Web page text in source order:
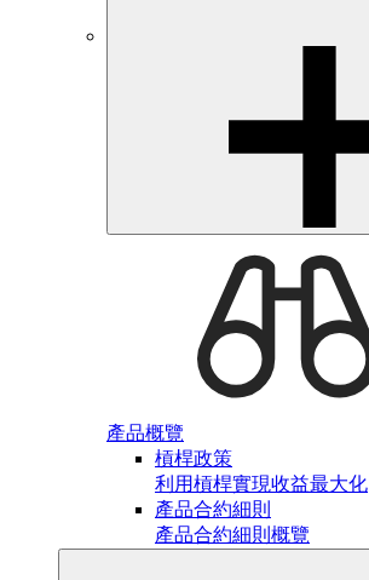
產品概覽
槓桿政策
利用槓桿實現收益最大化
產品合約細則
產品合約細則概覽